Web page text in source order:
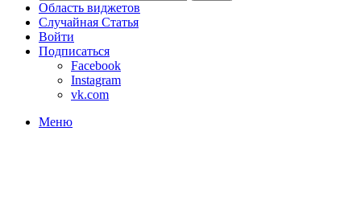
Область виджетов
Случайная Статья
Войти
Подписаться
Facebook
Instagram
vk.com
Меню